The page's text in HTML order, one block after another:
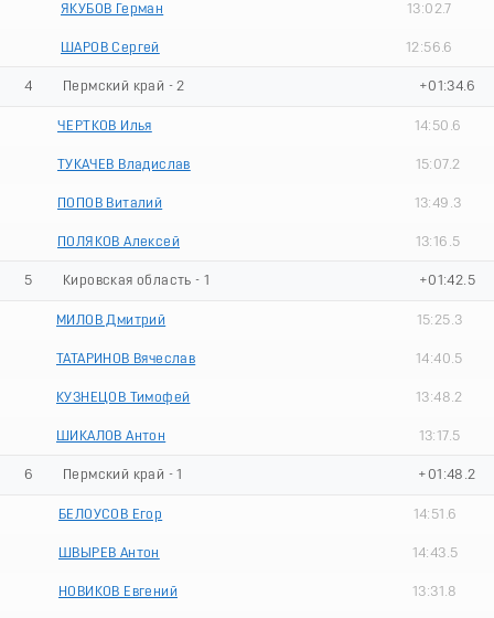
ЯКУБОВ Герман 13:02.7
ШАРОВ Сергей 12:56.6
4 Пермский край - 2 +01:34.6
ЧЕРТКОВ Илья 14:50.6
ТУКАЧЕВ Владислав 15:07.2
ПОПОВ Виталий 13:49.3
ПОЛЯКОВ Алексей 13:16.5
5 Кировская область - 1 +01:42.5
МИЛОВ Дмитрий 15:25.3
ТАТАРИНОВ Вячеслав 14:40.5
КУЗНЕЦОВ Тимофей 13:48.2
ШИКАЛОВ Антон 13:17.5
6 Пермский край - 1 +01:48.2
БЕЛОУСОВ Егор 14:51.6
ШВЫРЕВ Антон 14:43.5
НОВИКОВ Евгений 13:31.8